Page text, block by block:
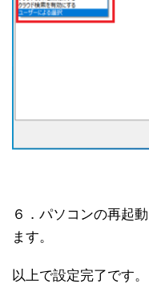
６．パソコンの再起
ます。
以上で設定完了です。